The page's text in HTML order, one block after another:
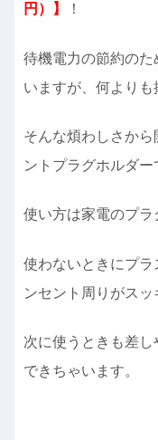
円）】
！
待機電力の節約の
いますが、何よりも
そんな煩わしさか
ントプラグホルダー
使い方は家電のプラ
使わないときにプラ
ンセント周りがスッ
次に使うときも差
できちゃいます。